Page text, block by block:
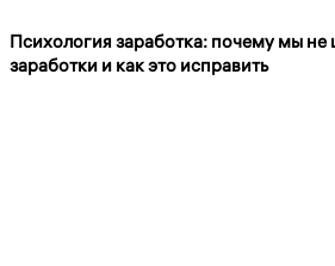
Психология заработка: почему мы
заработки и как это исправить